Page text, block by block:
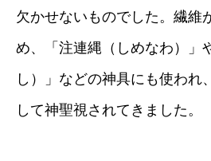
欠かせないものでした。繊維
め、「注連縄（しめなわ）」
し）」などの神具にも使われ
して神聖視されてきました。